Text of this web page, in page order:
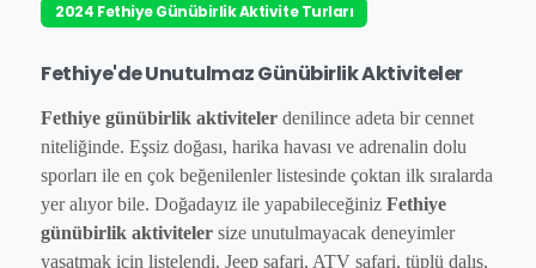
2024 Fethiye Günübirlik Aktivite Turları
Fethiye'deUnutulmazGünübirlikAktiviteler
Fethiye günübirlik aktivitelerdenilince adeta bir cennet
niteliğinde. Eşsiz doğası, harika havası ve adrenalin dolu
sporları ile en çok beğenilenler listesinde çoktan ilk sıralarda
yer alıyor bile. Doğadayız ile yapabileceğinizFethiye
günübirlik aktiviteler size unutulmayacak deneyimler
yaşatmak için listelendi.Jeep safari, ATV safari, tüplü dalış,